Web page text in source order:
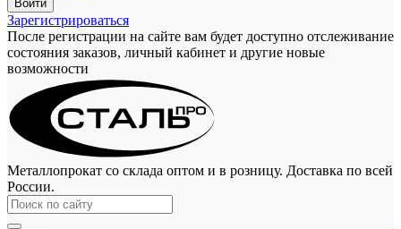
Зарегистрироваться
После регистрации на сайте вам будет доступно отслеживание
состояния заказов, личный кабинет и другие новые
возможности
Металлопрокат со склада оптом и в розницу. Доставка по всей
России.